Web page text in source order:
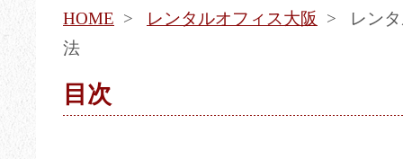
HOME レンタルオフィス大阪
レン
法
目次